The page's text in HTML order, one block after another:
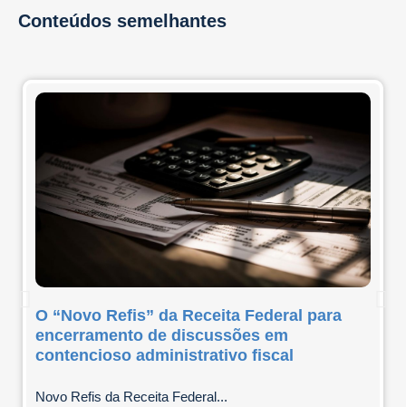
Conteúdos semelhantes
O “Novo Refis” da Receita Federal para
encerramento de discussões em
contencioso administrativo fiscal
Novo Refis da Receita Federal...